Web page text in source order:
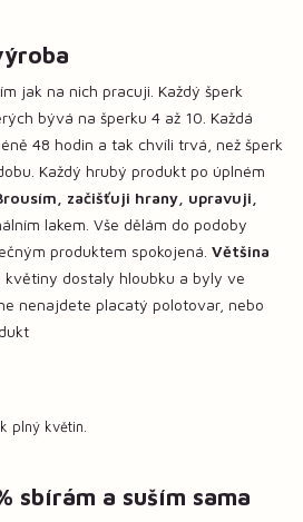
jak na nich pracuji. Každý šperk
bývá na šperku 4 až 10. Každá
48 hodin a tak chvíli trvá, než šperk
Každý hrubý produkt po úplném
začišťuji hrany, upravuji,
lakem. Vše dělám do podoby
produktem spokojená. Většina
květiny dostaly hloubku a byly ve
nenajdete placatý polotovar, nebo
sbírám a suším sama